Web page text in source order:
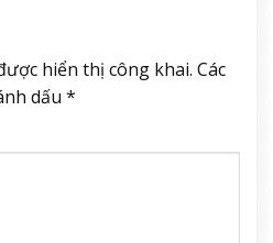
hiển thị công khai. Các
dấu *